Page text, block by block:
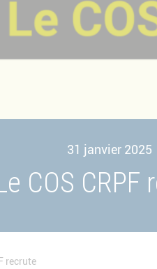
31 janvier 2025
COS CRPF
recrute